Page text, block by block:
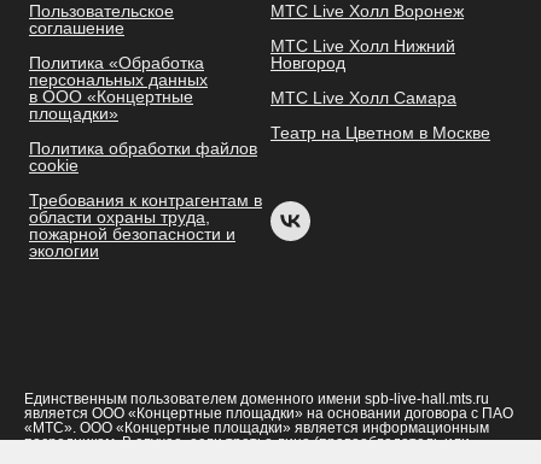
Пользовательское
соглашение
Политика «Обработка
персональных данных
в ООО «Концертные
площадки»
Политика обработки файлов
cookie
Требования к контрагентам в
области охраны труда,
пожарной безопасности и
экологии
МТС Live Холл Воронеж
МТС Live Холл Нижний
Новгород
МТС Live Холл Самара
Театр на Цветном в Москве
Единственным пользователем доменного имени spb-live-hall.mts.ru
является ООО «Концертные площадки» на основании договора с ПАО
«МТС». ООО «Концертные площадки» является информационным
посредником. В случае, если третье лицо (правообладатель или